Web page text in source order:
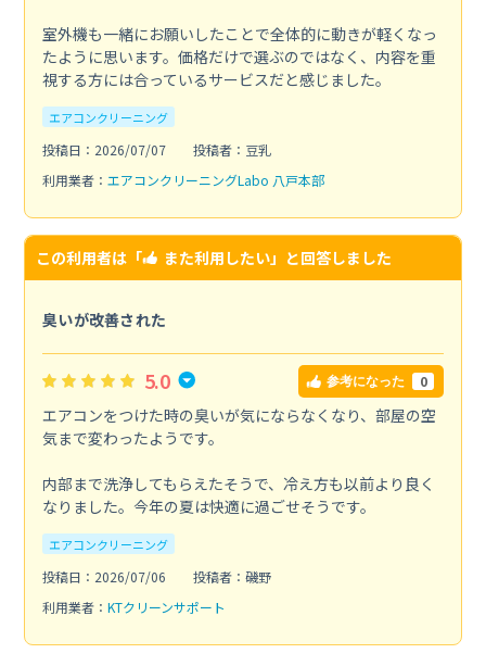
室外機も一緒にお願いしたことで全体的に動きが軽くなっ
たように思います。価格だけで選ぶのではなく、内容を重
視する方には合っているサービスだと感じました。
エアコンクリーニング
投稿日：2026/07/07
投稿者：豆乳
利用業者： エアコンクリーニングLabo 八戸本部
この利用者は「 また利用したい」と回答しました
臭いが改善された
5.0 参考になった 0
エアコンをつけた時の臭いが気にならなくなり、部屋の空
気まで変わったようです。
内部まで洗浄してもらえたそうで、冷え方も以前より良く
なりました。今年の夏は快適に過ごせそうです。
エアコンクリーニング
投稿日：2026/07/06
投稿者：磯野
利用業者： KTクリーンサポート